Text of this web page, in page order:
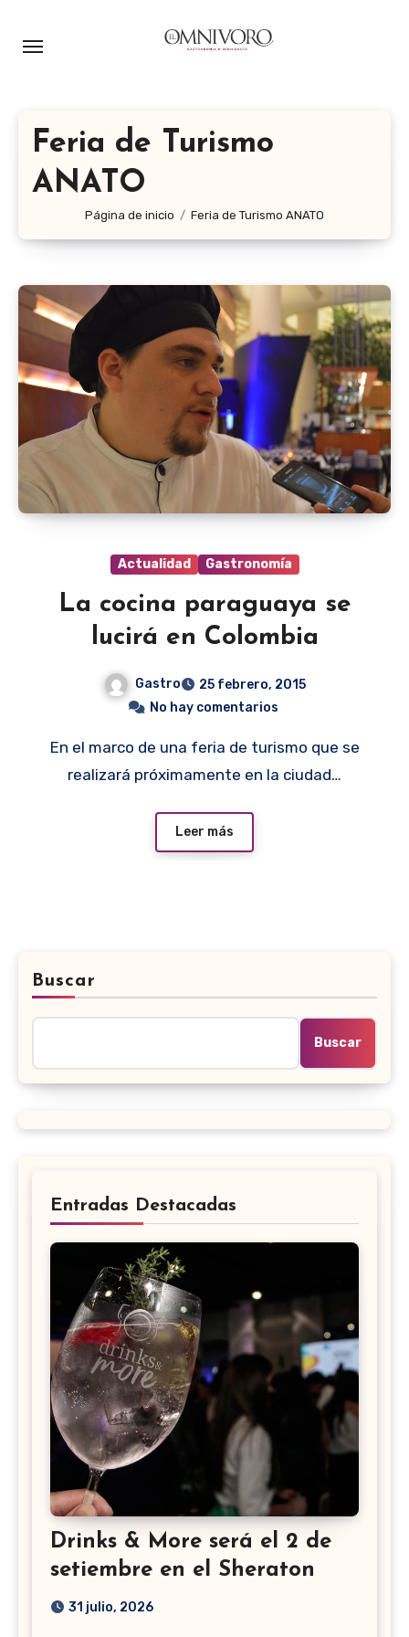
Feria de Turismo
ANATO
Página de inicio Feria de Turismo ANATO
Actualidad Gastronomía
La cocina paraguaya se
lucirá en Colombia
Gastro
25 febrero, 2015
No hay comentarios
En el marco de una feria de turismo que se
realizará próximamente en la ciudad…
Leer más
Buscar
Buscar
Entradas Destacadas
Drinks & More será el 2 de
setiembre en el Sheraton
31 julio, 2026